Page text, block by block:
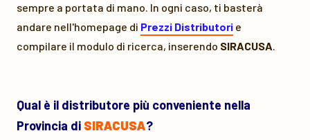
sempre a portata di mano. In ogni caso, ti basterà
andare nell'homepage di Prezzi Distributori e
compilare il modulo di ricerca, inserendo SIRACUSA.
Qual è il distributore più conveniente nella
Provincia di SIRACUSA?